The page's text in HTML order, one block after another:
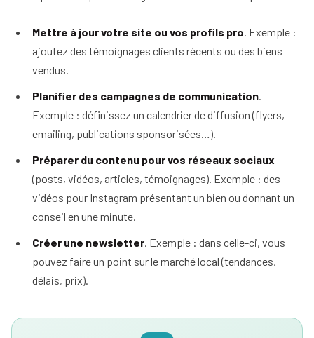
un
mandat
15
étapes
nos
Mettre à jour votre site ou vos profils pro. Exemple :
ajoutez des témoignages clients récents ou des biens
vendus.
Planifier des campagnes de communication.
Exemple : définissez un calendrier de diffusion (flyers,
emailing, publications sponsorisées…).
Préparer du contenu pour vos réseaux sociaux
(posts, vidéos, articles, témoignages). Exemple : des
vidéos pour Instagram présentant un bien ou donnant un
conseil en une minute.
Créer une newsletter. Exemple : dans celle-ci, vous
pouvez faire un point sur le marché local (tendances,
délais, prix).